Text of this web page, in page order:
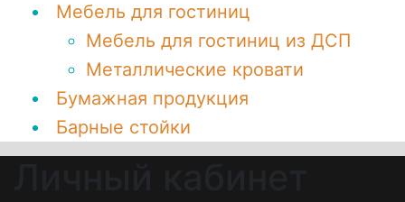
Мебель для гостиниц
Мебель для гостиниц из ДСП
Металлические кровати
Бумажная продукция
Барные стойки